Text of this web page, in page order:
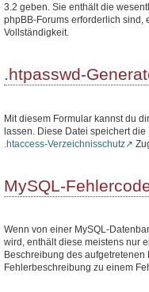
3.2 geben. Sie enthält die
phpBB-Forums erforderlich sind,
Vollständigkeit.
.htpasswd-
Mit diesem Formular kannst du
lassen. Diese Datei speichert
.htaccess-Verzeichnisschutz
MySQL-
Wenn von einer MySQL-
wird, enthält diese meistens nur
Beschreibung des
Fehlerbeschreibung zu einem